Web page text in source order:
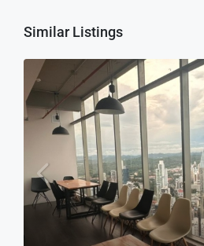
Similar Listings